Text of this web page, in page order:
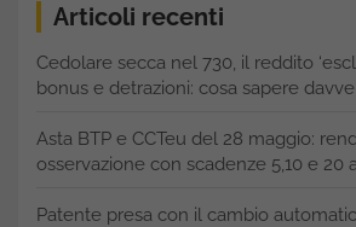
Articoli recenti
Cedolare secca nel 730, il reddito
bonus e detrazioni: cosa sapere
Asta BTP e CCTeu del 28 maggio:
osservazione con scadenze 5,10 e 20
Patente presa con il cambio